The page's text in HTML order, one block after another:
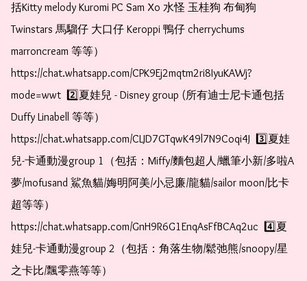
括Kitty melody Kuromi PC Sam Xo 水怪 玉桂狗 布甸狗
Twinstars 馬騮仔 大口仔 Keroppi 鴨仔 cherrychums
marroncream 等等）
https://chat.whatsapp.com/CPK9Ej2mqtm2ri8IyuKAWj?
mode=wwt  2️⃣夏娃兒 - Disney group (所有迪士尼卡通包括
Duffy Linabell 等等）
https://chat.whatsapp.com/CLJD7GTqwK49l7N9Coqi4J  3️⃣夏娃
兒-卡通動漫group 1（包括：Miffy/麵包超人/蠟筆小新/多啦A
夢/mofusand 鯊魚貓/娒明阿美/小忌廉/龍貓/sailor moon/比卡
超等等）
https://chat.whatsapp.com/GnH9R6G1EnqAsFfBCAq2uc  4️⃣夏
娃兒-卡通動漫group 2（包括：角落生物/鬆弛熊/snoopy/星
之卡比/飄零燕等等）